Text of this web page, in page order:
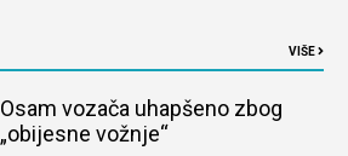
VIŠE
Osam vozača uhapšeno zbog
„obijesne vožnje“